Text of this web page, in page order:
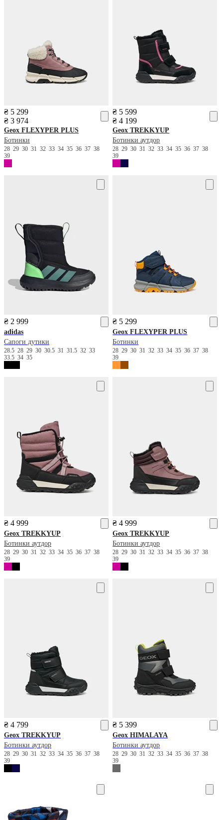
₴ 5 299
₴ 3 974
Geox FLEXYPER PLUS
Ботинки
28 29 30 31 32 33 34 35 36 37 38
39
₴ 5 599
₴ 4 199
Geox TREKKYUP
Ботинки аутдор
2829303132333435363738
39
₴ 2 999
adidas
Сапоги дутики
28.5 28 29 30 30.5 31 31.5 32 33
33.5 34 35
₴ 5 299
Geox FLEXYPER PLUS
Ботинки
2829303132333435363738
39
₴ 4 999
Geox TREKKYUP
Ботинки аутдор
28 29 30 31 32 33 34 35 36 37 38
39
₴ 4 999
Geox TREKKYUP
Ботинки аутдор
2829303132333435363738
39
₴ 4 799
Geox TREKKYUP
Ботинки аутдор
28 29 30 31 32 33 34 35 36 37 38
39
₴ 5 399
Geox HIMALAYA
Ботинки аутдор
2829303132333435363738
39